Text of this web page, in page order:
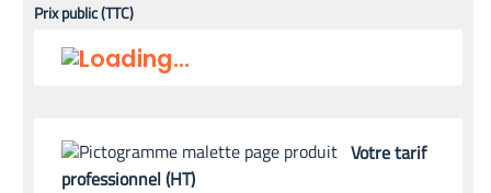
Prix public (TTC)
Votre tarif
professionnel (HT)